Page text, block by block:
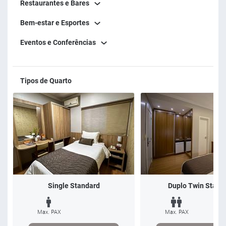
Restaurantes e Bares
Bem-estar e Esportes
Eventos e Conferências
Tipos de Quarto
Single Standard
Max. PAX
Duplo Twin
Max. PAX